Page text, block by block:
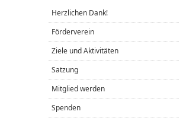
Herzlichen Dank!
Förderverein
Ziele und Aktivitäten
Satzung
Mitglied werden
Spenden